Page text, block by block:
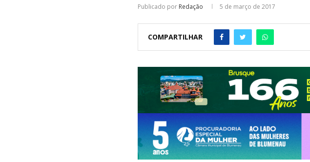
Publicado por Redação 5 de março de 2017
COMPARTILHAR